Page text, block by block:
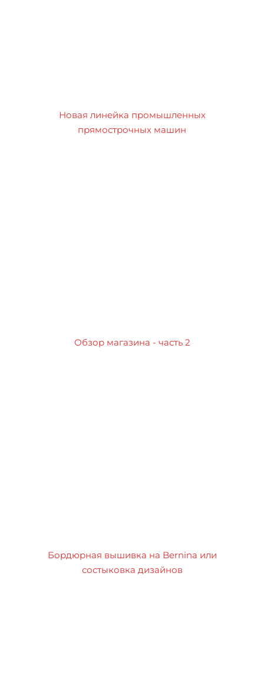
Новая линейка промышленных
прямострочных машин
Обзор магазина - часть 2
Бордюрная вышивка на Bernina или
состыковка дизайнов